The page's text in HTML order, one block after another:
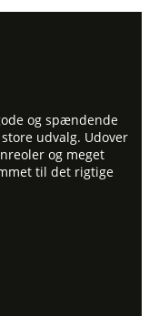
og spændende
udvalg. Udover
og meget
til det rigtige